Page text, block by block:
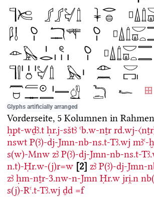
Glyphs artificially arranged
Vorderseite, 5 Kolumnen in Rahmen
ḥpt-wḏꜣ.t ḥr.j-sštꜣ ꜥb.w-nṯr rd.wj-
nswt P(ꜣ)-dj-Jmn-nb-ns.t-Tꜣ.wj
s(w)-Mnw zꜣ P(ꜣ)-dj-Jmn-nb-ns.t-
n.t)-Ḥr.w-(j)r=w 2 zꜣ P(ꜣ)-dj-Jmn-
zꜣ ḥm-nṯr-3.nw-n-Jmn Ḥr.w jri̯.n
s(j)-Rꜥ.t-Tꜣ.wj ḏd =f